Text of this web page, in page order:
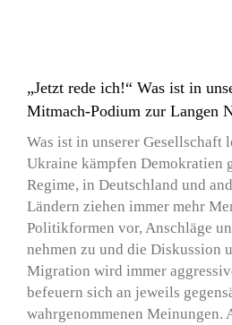
„Jetzt rede ich!“ Was ist in
Mitmach-Podium zur Langen
Was ist in unserer Gesellschaft
Ukraine kämpfen Demokratien
Regime, in Deutschland und
Ländern ziehen immer mehr
Politikformen vor, Anschläge
nehmen zu und die Diskussion
Migration wird immer
befeuern sich an jeweils
wahrgenommenen Meinungen.